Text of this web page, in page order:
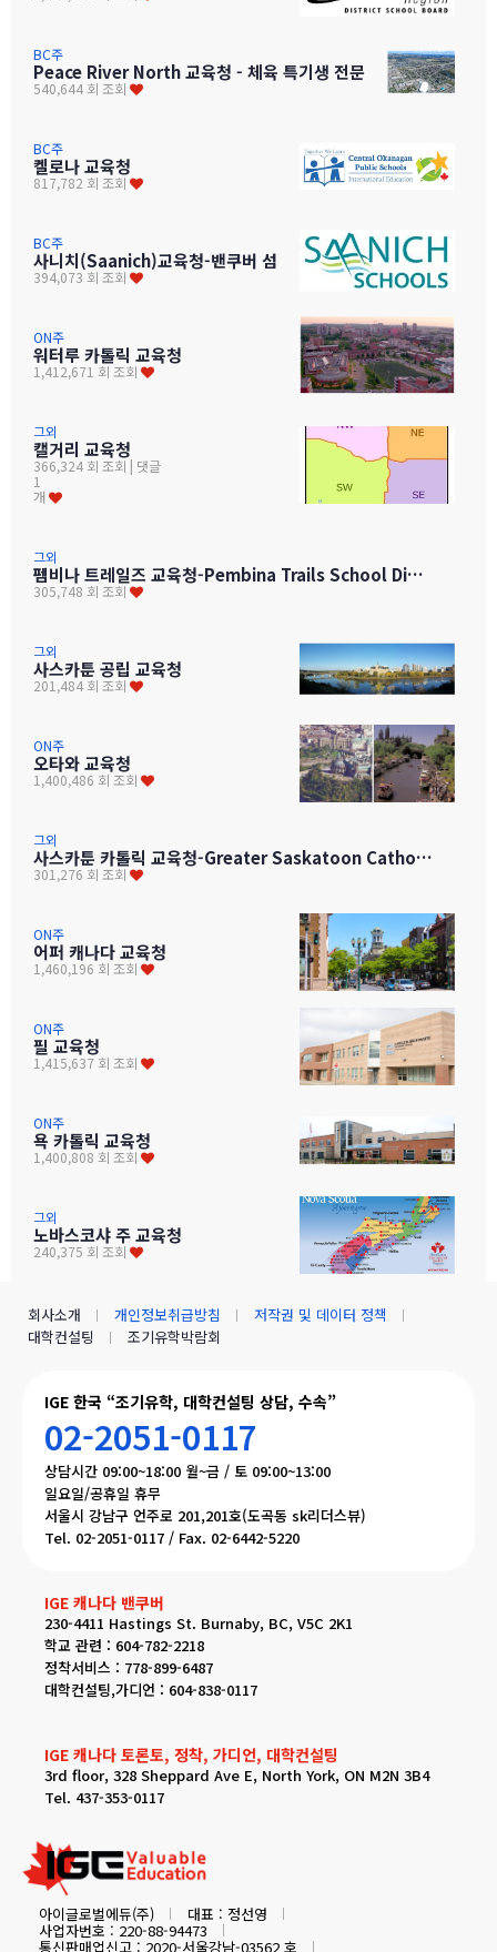
BC주
Peace River North 교육청 - 체육 특기생 전문
540,644 회 조회
BC주
켈로나 교육청
817,782 회 조회
BC주
사니치(Saanich)교육청-밴쿠버 섬
394,073 회 조회
ON주
워터루 카톨릭 교육청
1,412,671 회 조회
그외
캘거리 교육청
366,324 회 조회 | 댓글
1
개
그외
펨비나 트레일즈 교육청-Pembina Trails School Division
305,748 회 조회
그외
사스카툰 공립 교육청
201,484 회 조회
ON주
오타와 교육청
1,400,486 회 조회
그외
사스카툰 카톨릭 교육청-Greater Saskatoon Catholic Schools
301,276 회 조회
ON주
어퍼 캐나다 교육청
1,460,196 회 조회
ON주
필 교육청
1,415,637 회 조회
ON주
욕 카톨릭 교육청
1,400,808 회 조회
그외
노바스코샤 주 교육청
240,375 회 조회
IGE 한국 “조기유학, 대학컨설팅 상담, 수속”
02-2051-0117
상담시간 09:00~18:00 월~금 / 토 09:00~13:00
일요일/공휴일 휴무
서울시 강남구 언주로 201,201호(도곡동 sk리더스뷰)
Tel. 02-2051-0117 / Fax. 02-6442-5220
IGE 캐나다 밴쿠버
230-4411 Hastings St. Burnaby, BC, V5C 2K1
학교 관련 : 604-782-2218
정착서비스 : 778-899-6487
대학컨설팅,가디언 : 604-838-0117
IGE 캐나다 토론토, 정착, 가디언, 대학컨설팅
3rd floor, 328 Sheppard Ave E, North York, ON M2N 3B4
Tel. 437-353-0117
아이글로벌에듀(주) 대표 : 정선영
사업자번호 : 220-88-94473
통신판매업신고 : 2020-서울강남-03562 호
회사소개 개인정보취급방침
저작권 및 데이터 정책
대학컨설팅
조기유학박람회